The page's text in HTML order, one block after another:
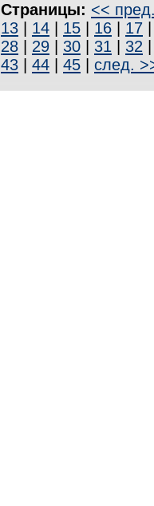
Страницы: <<
13
14 15 16 17
28
29 30 31 32
43
44 45 след.